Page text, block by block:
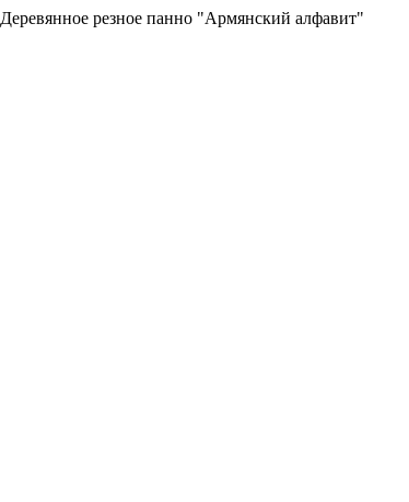
Деревянное резное панно "Армянский алфавит"